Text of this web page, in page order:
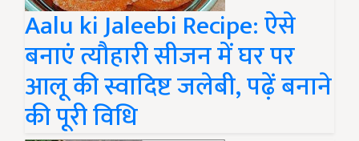
Aalu ki Jaleebi Recipe: ऐसे
बनाएं त्यौहारी सीजन में घर पर
आलू की स्वादिष्ट जलेबी, पढ़ें बनाने
की पूरी विधि